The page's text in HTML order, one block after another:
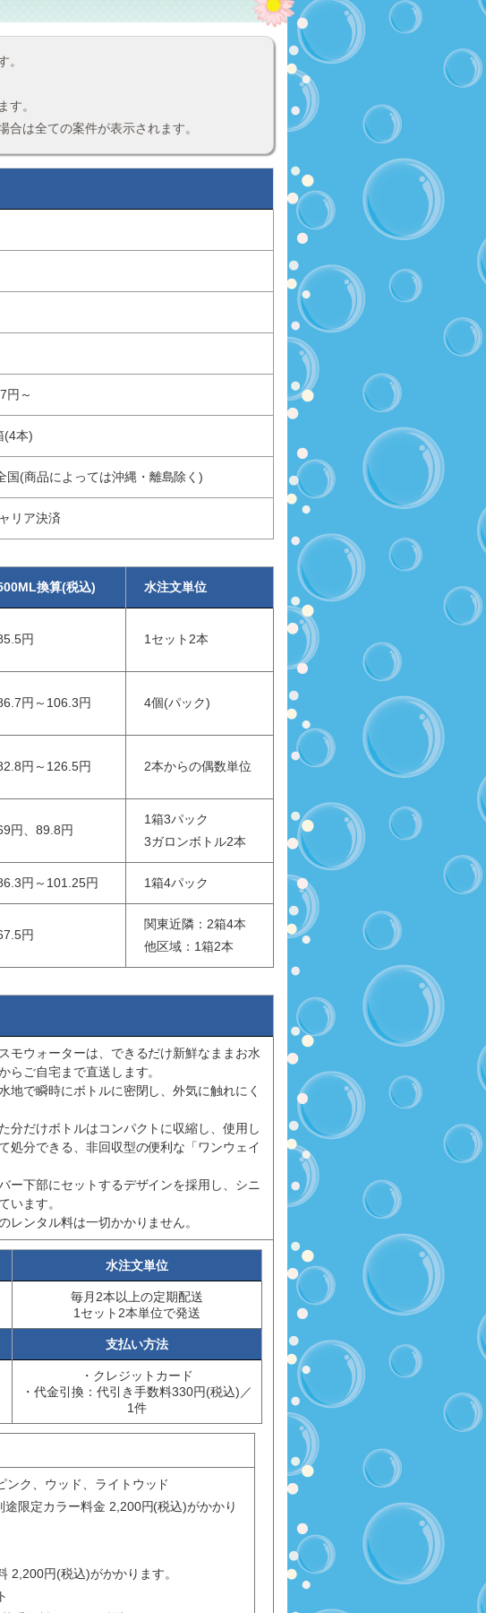
。
す。
は全ての案件が表示されます。
円～
(4本)
国(商品によっては沖縄・離島除く)
リア決済
換算(税込) 水注文単位
円 1セット2本
円～106.3円 4個(パック)
円～126.5円 2本からの偶数単位
円、89.8円
1箱3パック
3ガロンボトル2本
円～101.25円 1箱4パック
円
関東近隣：2箱4本
他区域：1箱2本
モウォーターは、できるだけ新鮮なままお水
らご自宅まで直送します。
地で瞬時にボトルに密閉し、外気に触れにく
分だけボトルはコンパクトに収縮し、使用し
処分できる、非回収型の便利な「ワンウェイ
ー下部にセットするデザインを採用し、シニ
います。
ンタル料は一切かかりません。
水注文単位
毎月2本以上の定期配送
1セット2本単位で発送
支払い方法
・クレジットカード
・代金引換：代引き手数料330円(税込)／
1件
ク、ウッド、ライトウッド
限定カラー料金 2,200円(税込)がかかり
2,200円(税込)がかかります。